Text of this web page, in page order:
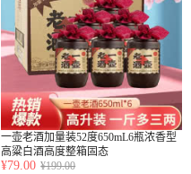
一壶老酒加量装52度650mL6瓶浓香型
高粱白酒高度整箱固态
¥79.00 ¥199.00